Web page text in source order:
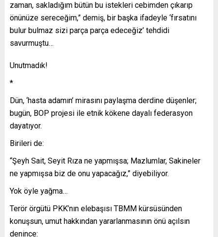
zaman, sakladığım bütün bu istekleri cebimden çıkarıp
önünüze sereceğim,” demiş, bir başka ifadeyle ‘fırsatını
bulur bulmaz sizi parça parça edeceğiz’ tehdidi
savurmuştu…
Unutmadık!
*
Dün, ‘hasta adamın’ mirasını paylaşma derdine düşenler;
bugün, BOP projesi ile etnik kökene dayalı federasyon
dayatıyor.
Birileri de:
“Şeyh Sait, Seyit Rıza ne yapmışsa; Mazlumlar, Sakineler
ne yapmışsa biz de onu yapacağız,” diyebiliyor.
Yok öyle yağma…
Terör örgütü PKK’nın elebaşısı TBMM kürsüsünden
konuşsun, umut hakkından yararlanmasının önü açılsın
denince: